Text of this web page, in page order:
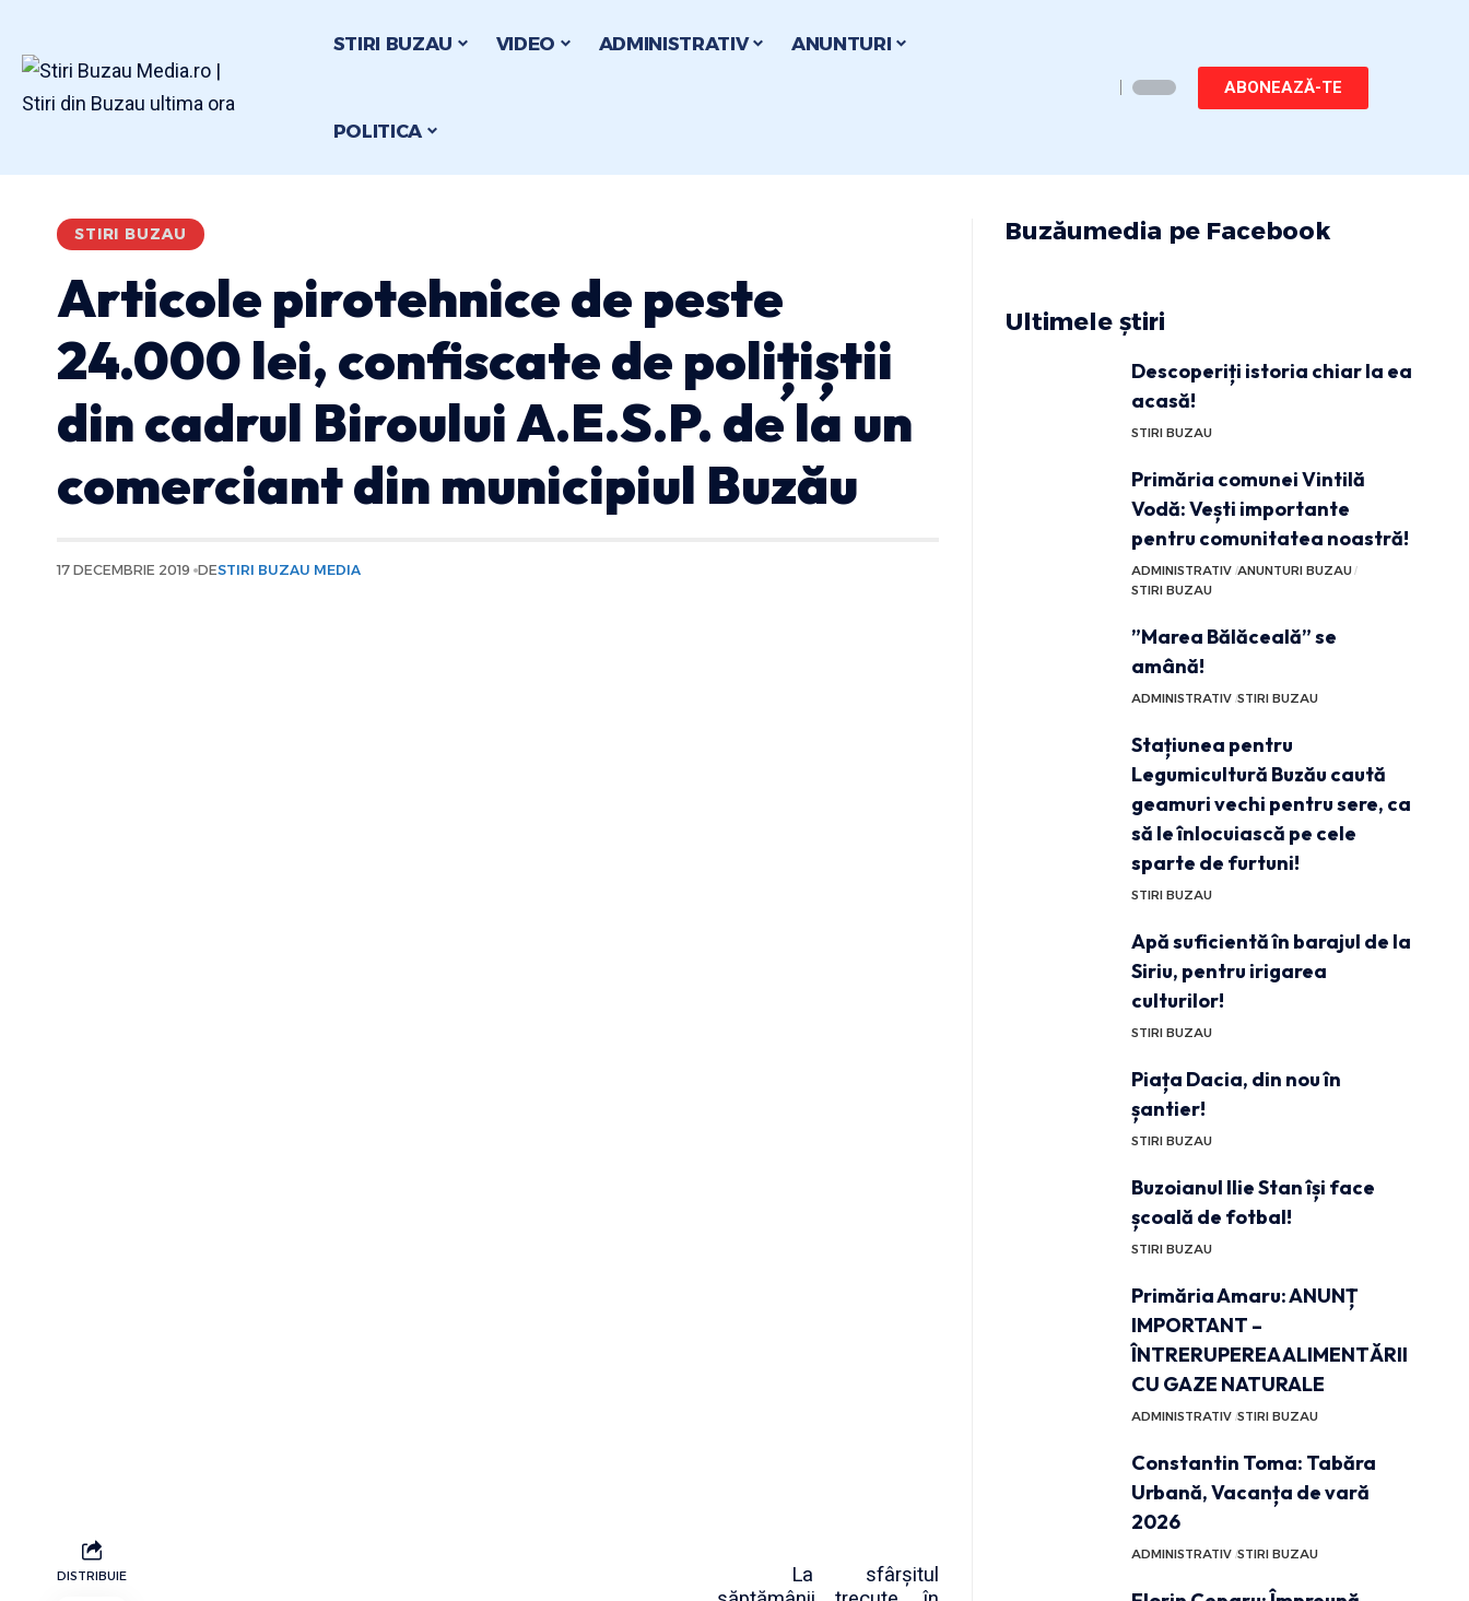
STIRI BUZAU VIDEO ADMINISTRATIV ANUNTURI
POLITICA
ABONEAZĂ-TE
STIRI BUZAU
Articole pirotehnice de peste
24.000 lei, confiscate de polițiștii
din cadrul Biroului A.E.S.P. de la un
comerciant din municipiul Buzău
17 DECEMBRIE 2019 DESTIRI BUZAU MEDIA
DISTRIBUIE
La sfârşitul
Buzăumedia pe Facebook
Ultimele știri
Descoperiți istoria chiar la ea
acasă!
STIRI BUZAU
Primăria comunei Vintilă
Vodă: Vești importante
pentru comunitatea noastră!
ADMINISTRATIV ANUNTURI BUZAU
STIRI BUZAU
”Marea Bălăceală” se
amână!
ADMINISTRATIV STIRI BUZAU
Stațiunea pentru
Legumicultură Buzău caută
geamuri vechi pentru sere, ca
să le înlocuiască pe cele
sparte de furtuni!
STIRI BUZAU
Apă suficientă în barajul de la
Siriu, pentru irigarea
culturilor!
STIRI BUZAU
Piața Dacia, din nou în
șantier!
STIRI BUZAU
Buzoianul Ilie Stan își face
școală de fotbal!
STIRI BUZAU
Primăria Amaru: ANUNȚ
IMPORTANT –
ÎNTRERUPEREA ALIMENTĂRII
CU GAZE NATURALE
ADMINISTRATIV STIRI BUZAU
Constantin Toma: Tabăra
Urbană, Vacanța de vară
2026
ADMINISTRATIV STIRI BUZAU